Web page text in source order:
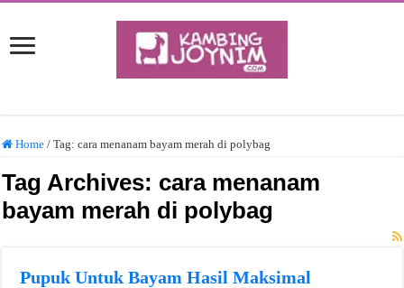
Home / Tag:cara menanam bayam merah di polybag
Tag Archives: cara menanam
bayam merah di polybag
Pupuk Untuk Bayam Hasil Maksimal